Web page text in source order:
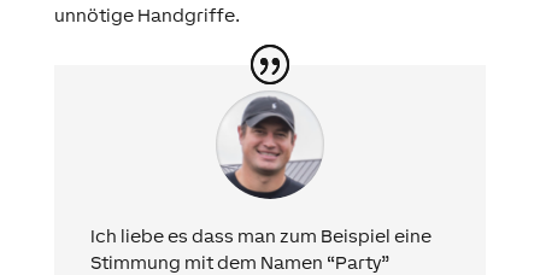
unnötige Handgriffe.
Ich liebe es dass man zum Beispiel eine
Stimmung mit dem Namen “Party”